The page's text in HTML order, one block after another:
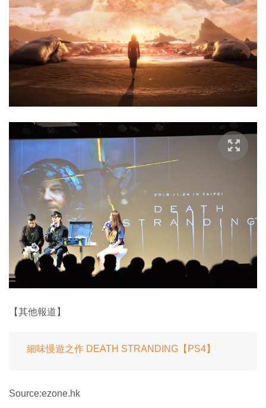
【其他報道】
細味慢遊之作 DEATH STRANDING【PS4】
Source:ezone.hk